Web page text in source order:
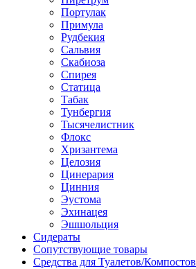
Портулак
Примула
Рудбекия
Сальвия
Скабиоза
Спирея
Статица
Табак
Тунбергия
Тысячелистник
Флокс
Хризантема
Целозия
Цинерария
Цинния
Эустома
Эхинацея
Эшшольция
Сидераты
Сопутствующие товары
Средства для Туалетов/Компостов